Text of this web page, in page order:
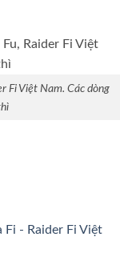
Fi Việt Nam. Các dòng
Fi - Raider Fi Việt